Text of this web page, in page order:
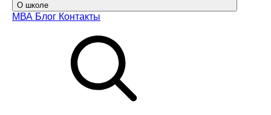
О школе
МВА Блог Контакты